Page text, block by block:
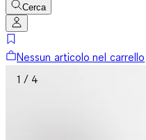
Cerca
Nessun articolo nel carrello
1 / 4